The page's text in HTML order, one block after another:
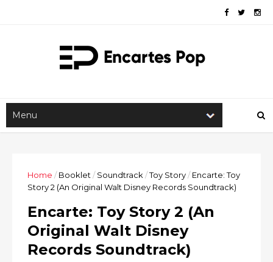
Home / Booklet / Soundtrack /Toy Story/ Encarte: Toy
Story 2 (An Original Walt Disney Records Soundtrack)
Encarte: Toy Story 2 (An
Original Walt Disney
Records Soundtrack)